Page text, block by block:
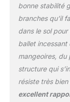
bonne stabilité
branches qu’il
dans le sol pour
ballet incessant
mangeoires, du
structure qui
résiste très bien
excellent